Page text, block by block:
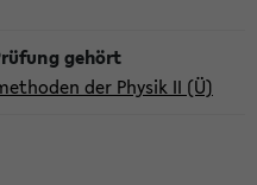
der Physik II (Ü)